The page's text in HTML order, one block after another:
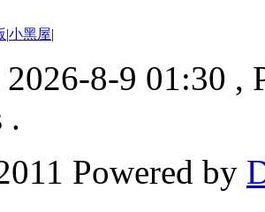
|小黑屋|
8-9 01:30 ,
.
Powered by